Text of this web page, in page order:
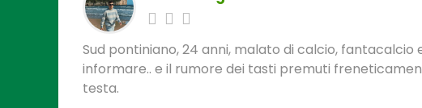
Sud pontiniano, 24 anni, malato di calcio,
informare.. e il rumore dei tasti premuti
testa.